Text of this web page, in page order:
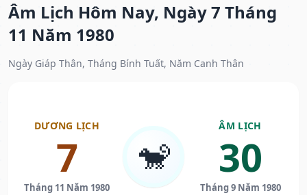
Âm Lịch Hôm Nay, Ngày 7 Tháng
11 Năm 1980
Ngày Giáp Thân, Tháng Bính Tuất, Năm Canh Thân
DƯƠNG LỊCH
7
Tháng 11 Năm 1980
🐒
ÂM LỊCH
30
Tháng 9 Năm 1980